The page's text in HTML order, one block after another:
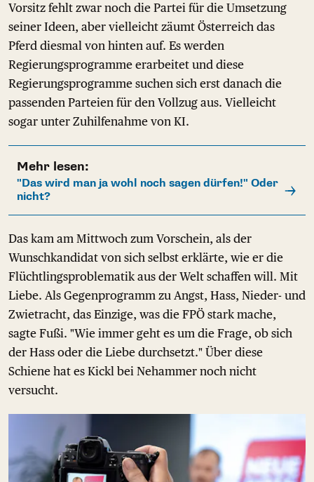
Vorsitz fehlt zwar noch die Partei für die Umsetzung
seiner Ideen, aber vielleicht zäumt Österreich das
Pferd diesmal von hinten auf. Es werden
Regierungsprogramme erarbeitet und diese
Regierungsprogramme suchen sich erst danach die
passenden Parteien für den Vollzug aus. Vielleicht
sogar unter Zuhilfenahme von KI.
Mehr lesen:
"Das wird man ja wohl noch sagen dürfen!" Oder
nicht?
Das kam am Mittwoch zum Vorschein, als der
Wunschkandidat von sich selbst erklärte, wie er die
Flüchtlingsproblematik aus der Welt schaffen will. Mit
Liebe. Als Gegenprogramm zu Angst, Hass, Nieder- und
Zwietracht, das Einzige, was die FPÖ stark mache,
sagte Fußi. "Wie immer geht es um die Frage, ob sich
der Hass oder die Liebe durchsetzt." Über diese
Schiene hat es Kickl bei Nehammer noch nicht
versucht.